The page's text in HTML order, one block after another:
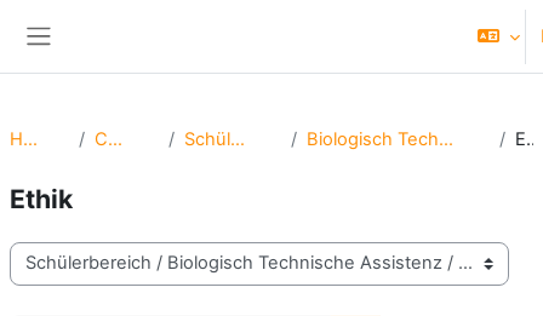
Home Courses Schülerbereich Biologisch Technische Assistenz Ethik
Ethik
Course categories